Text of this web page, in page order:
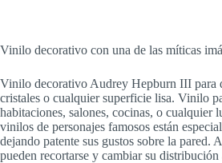
Vinilo decorativo con una de las míticas
Vinilo decorativo Audrey Hepburn III para
cristales o cualquier superficie lisa. Vinilo
habitaciones, salones, cocinas, o cualquier
vinilos de personajes famosos están
dejando patente sus gustos sobre la pared.
pueden recortarse y cambiar su